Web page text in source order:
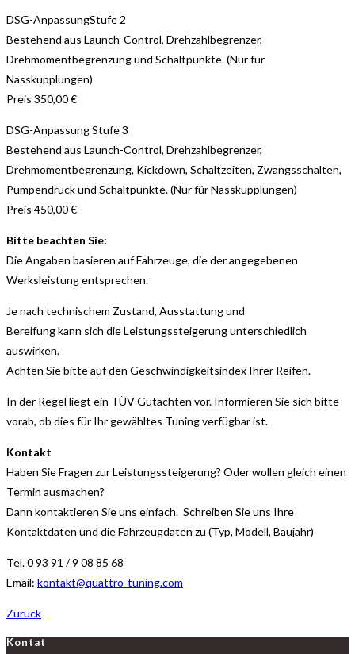
DSG-AnpassungStufe 2
Bestehend aus Launch-Control, Drehzahlbegrenzer,
Drehmomentbegrenzung und Schaltpunkte. (Nur für
Nasskupplungen)
Preis 350,00 €
DSG-Anpassung Stufe 3
Bestehend aus Launch-Control, Drehzahlbegrenzer,
Drehmomentbegrenzung, Kickdown, Schaltzeiten, Zwangsschalten,
Pumpendruck und Schaltpunkte. (Nur für Nasskupplungen)
Preis 450,00 €
Bitte beachten Sie:
Die Angaben basieren auf Fahrzeuge, die der angegebenen
Werksleistung entsprechen.
Je nach technischem Zustand, Ausstattung und
Bereifung kann sich die Leistungssteigerung unterschiedlich
auswirken.
Achten Sie bitte auf den Geschwindigkeitsindex Ihrer Reifen.
In der Regel liegt ein TÜV Gutachten vor. Informieren Sie sich bitte
vorab, ob dies für Ihr gewähltes Tuning verfügbar ist.
Kontakt
Haben Sie Fragen zur Leistungssteigerung? Oder wollen gleich einen
Termin ausmachen?
Dann kontaktieren Sie uns einfach. Schreiben Sie uns Ihre
Kontaktdaten und die Fahrzeugdaten zu (Typ, Modell, Baujahr)
Tel. 0 93 91 / 9 08 85 68
Email: kontakt@quattro-tuning.com
Zurück
Kontat